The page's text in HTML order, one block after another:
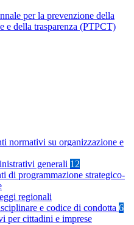
per la prevenzione della
e della trasparenza (PTPCT)
normativi su organizzazione e
generali 12
di programmazione strategico-
regionali
e codice di condotta 6
per cittadini e imprese